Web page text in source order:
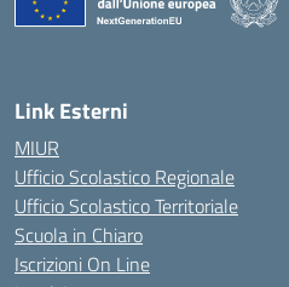
Link Esterni
MIUR
Ufficio Scolastico Regionale
Ufficio Scolastico Territoriale
Scuola in Chiaro
Iscrizioni On Line